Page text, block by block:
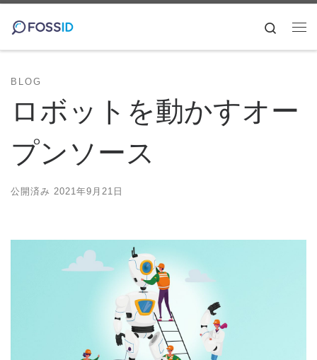
コンテンツへスキップ
Search
BLOG
ロボットを動かすオー
プンソース
公開済み 2021年9月21日